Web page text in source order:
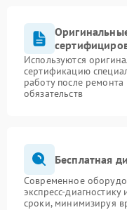
Используются
сертификацию
работу после
обязательств
Бесплатная
Современное
экспресс-
сроки, минимизируя